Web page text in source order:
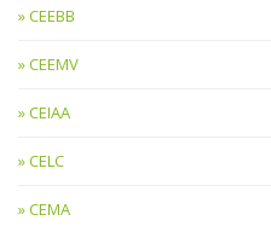
CEEBB
CEEMV
CEIAA
CELC
CEMA